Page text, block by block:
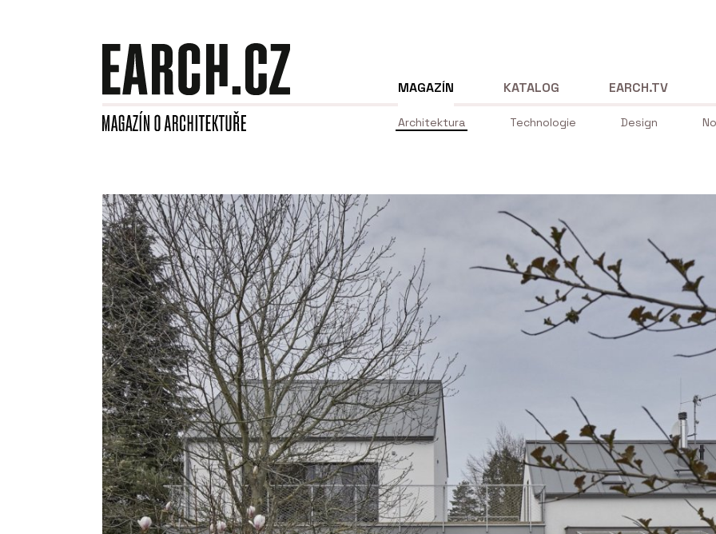
MAGAZÍN
Architektura Technologie Design
KATALOG EARCH.TV